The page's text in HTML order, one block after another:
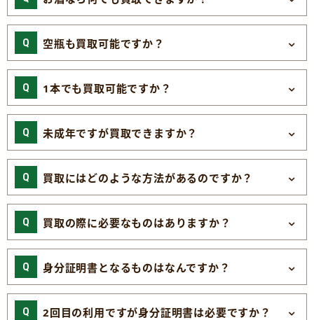
空瓶も買取可能ですか？
1本でも買取可能ですか？
未成年ですが買取できますか？
買取にはどのような方法があるのですか？
買取の際に必要なものはありますか？
身分証明書となるものはなんですか？
2回目の利用ですが身分証明書は必要ですか？